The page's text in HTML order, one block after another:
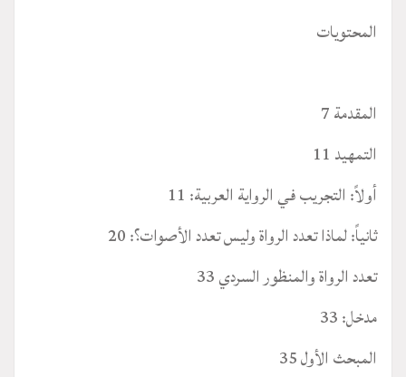
المحتويات
المقدمة 7
التمهيد 11
أولاً: التجريب في الرواية العربية: 11
ثانياً: لماذا تعدد الرواة وليس تعدد الأصوات؟: 20
تعدد الرواة والمنظور السردي 33
مدخل: 33
المبحث الأول 35